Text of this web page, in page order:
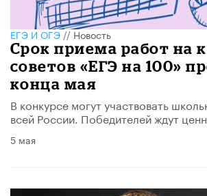
ЕГЭ И ОГЭ//Новость
Срок приема работ на
советов «ЕГЭ на 100»
конца мая
В конкурсе могут участвовать
всей России. Победителей ждут
5 мая